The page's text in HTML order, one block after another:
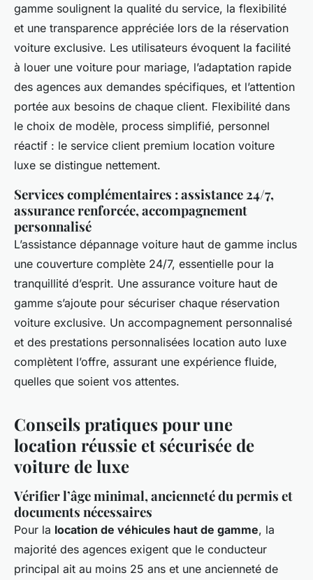
gamme soulignent la qualité du service, la flexibilité
et une transparence appréciée lors de la réservation
voiture exclusive. Les utilisateurs évoquent la facilité
à louer une voiture pour mariage, l’adaptation rapide
des agences aux demandes spécifiques, et l’attention
portée aux besoins de chaque client. Flexibilité dans
le choix de modèle, process simplifié, personnel
réactif : le service client premium location voiture
luxe se distingue nettement.
Services complémentaires : assistance 24/7,
assurance renforcée, accompagnement
personnalisé
L’assistance dépannage voiture haut de gamme inclus
une couverture complète 24/7, essentielle pour la
tranquillité d’esprit. Une assurance voiture haut de
gamme s’ajoute pour sécuriser chaque réservation
voiture exclusive. Un accompagnement personnalisé
et des prestations personnalisées location auto luxe
complètent l’offre, assurant une expérience fluide,
quelles que soient vos attentes.
Conseils pratiques pour une
location réussie et sécurisée de
voiture de luxe
Vérifier l’âge minimal, ancienneté du permis et
documents nécessaires
Pour la location de véhicules haut de gamme, la
majorité des agences exigent que le conducteur
principal ait au moins 25 ans et une ancienneté de